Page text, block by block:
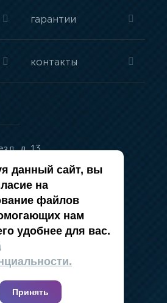
гарантии
контакты
д. 13
в отношении обработки
данных
оферта
карта сайта
данный сайт, вы
на
файлов
нам
удобнее для вас.
Принять